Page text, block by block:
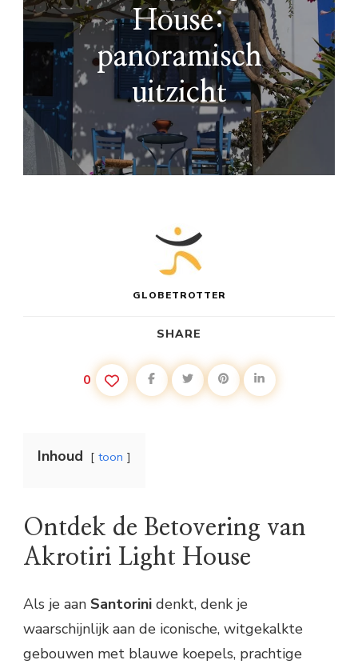
House:
panoramisch
uitzicht
GLOBETROTTER
SHARE
0
Inhoud toon
Ontdek de Betovering van
Akrotiri Light House
Als je aan Santorini denkt, denk je
waarschijnlijk aan de iconische, witgekalkte
gebouwen met blauwe koepels, prachtige